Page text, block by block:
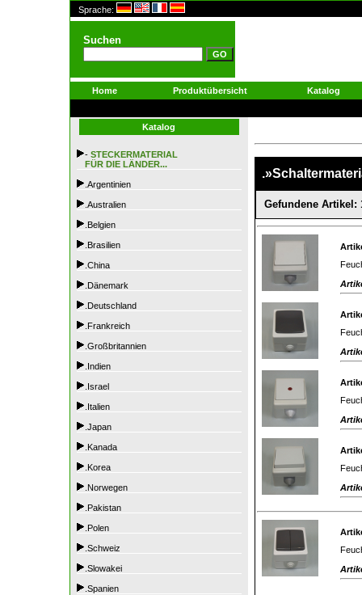
Sprache:
Suchen
Home Produktübersicht Katalog
Katalog
- STECKERMATERIAL
FÜR DIE LÄNDER...
.Argentinien
.Australien
.Belgien
.Brasilien
.China
.Dänemark
.Deutschland
.Frankreich
.Großbritannien
.Indien
.Israel
.Italien
.Japan
.Kanada
.Korea
.Norwegen
.Pakistan
.Polen
.Schweiz
.Slowakei
.Spanien
Gefundene Artikel: